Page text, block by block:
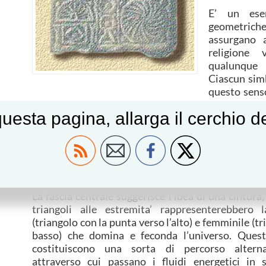
E’ un
religione
Ciascun
questo
messaggi potenti.
La porta di Kefer Yesef come si puo’ vedere
verticale, che la fa somigliare ad una foglio
centrale.Questa cornicetta posta al centro si
sei anelli e due triangoli con le punte rivolte
La fascia centrale suggerisce l’idea di una
triangoli alle estremita’ rappresenterebbero
(triangolo con la punta verso l’alto) e femminile
basso) che domina e feconda l’universo.
costituiscono una sorta di percorso
attraverso cui passano i fluidi energetici in
pagina, allarga il cerchio